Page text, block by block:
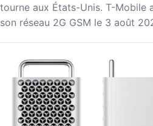
tourne aux États-Unis. T-Mobile
son réseau 2G GSM le 3 août